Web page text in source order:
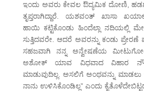
ಇಂದು ಅವರು ಕೇವಲ ಔದ್ಯಮಿಕ ದೋಣಿ,
ತೃಪ್ತರಾಗಿದ್ದಾರೆ. ಯಶವಂತ್ ಖಾಸಾ
ಹಾಯಿ ಕಟ್ಟಿಕೊಂಡು ಹಿಂದೆಲ್ಲಾ ನದಿಯಲ್ಲಿ
ಸುತ್ತಿದವರೇ. ಆದರೆ ಅವರನ್ನು ಕಂಡು
ಸಹಜವಾಗಿ ನನ್ನ ಅನ್ವೇಷಣೆಯ
ಅಶೋಕ್ ಯಾವ ವಿಧವಾದ ವಿಹಾರ
ಮಾಡುವುದಿಲ್ಲ. ಅಸಲಿಗೆ ಅಂಥವನ್ನು ಮಾಡಲು
ನಾನು ಉಳಿಸಿಕೊಂಡಿಲ್ಲ” ಎಂದು